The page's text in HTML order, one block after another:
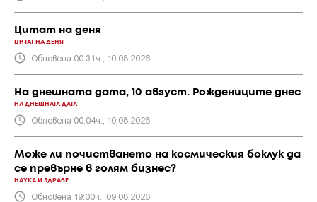
Цитат на деня
ЦИТАТ НА ДЕНЯ
Обновена 00:31ч., 10.08.2026
На днешната дата, 10 август. Рождениците днес
НА ДНЕШНАТА ДАТА
Обновена 00:04ч., 10.08.2026
Може ли почистването на космическия боклук да
се превърне в голям бизнес?
НАУКА И ЗДРАВЕ
Обновена 19:00ч., 09.08.2026